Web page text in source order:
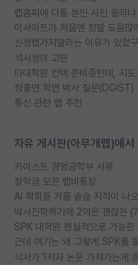
랩홈피에 다들 본인 사진 올리냐
이사이트가 처음엔 정말 도움많
신생랩가지말라는 이유가 있었
석사생의 고민
정출연 학연 박사 질문(DGIST)
통신 관련 랩 추천
자유 게시판(아무개랩)에
카이스트 경영공학부 서류
장학금 모은 랩비통장
AI 학회들 거품 슬슬 지적이 나
SPK 대학원 현실적으로 가능한
근데 여기는 왜 그렇게 SPK를
석사가 1저자 논문 가져가는게